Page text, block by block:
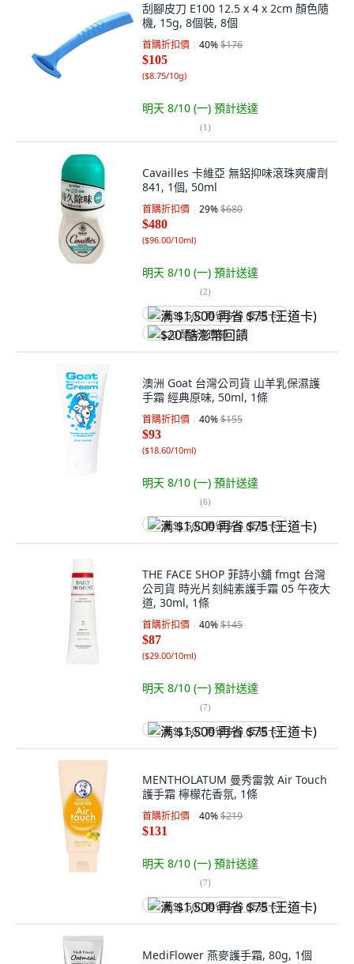
刮腳皮刀 E100 12.5 x 4 x 2cm 顏色隨
機, 15g, 8個裝, 8個
首購折扣價 40%$176
$105
($8.75/10g)
明天 8/10 (一) 預計送達
(1)
Cavailles 卡維亞 無鋁抑味滾珠爽膚劑
841, 1個, 50ml
首購折扣價 29%$680
$480
($96.00/10ml)
明天 8/10 (一) 預計送達
(2)
满 $1,500 再省 $75 (王道卡)
$20 酷澎幣回饋
澳洲 Goat 台灣公司貨 山羊乳保濕護
手霜 經典原味, 50ml, 1條
首購折扣價 40%$155
$93
($18.60/10ml)
明天 8/10 (一) 預計送達
(6)
满 $1,500 再省 $75 (王道卡)
THE FACE SHOP 菲詩小舖 fmgt 台灣
公司貨 時光片刻純素護手霜 05 午夜大
道, 30ml, 1條
首購折扣價 40%$145
$87
($29.00/10ml)
明天 8/10 (一) 預計送達
(7)
满 $1,500 再省 $75 (王道卡)
MENTHOLATUM 曼秀雷敦 Air Touch
護手霜 檸檬花香氛, 1條
首購折扣價 40%$219
$131
明天 8/10 (一) 預計送達
(7)
满 $1,500 再省 $75 (王道卡)
MediFlower 燕麥護手霜, 80g, 1個